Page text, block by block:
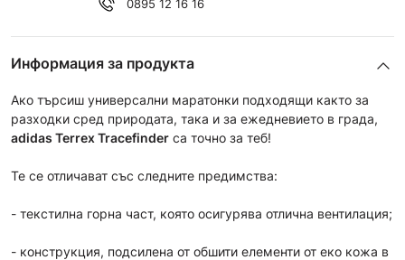
0895 12 16 16
Информация за продукта
Ако търсиш универсални маратонки подходящи както за
разходки сред природата, така и за ежедневието в града,
adidas Terrex Tracefinder са точно за теб!
Те се отличават със следните предимства:
- текстилна горна част, която осигурява отлична вентилация;
- конструкция, подсилена от обшити елементи от еко кожа в